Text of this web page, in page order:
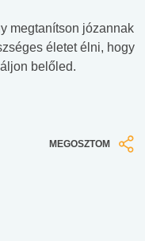
megtanítson józannak
életet élni, hogy
belőled.
MEGOSZTOM